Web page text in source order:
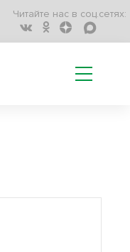
Читайте нас в соц.сетях: